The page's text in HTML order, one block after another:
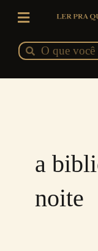
conteúdo
Pesquisar
Pesquisar
a
noite